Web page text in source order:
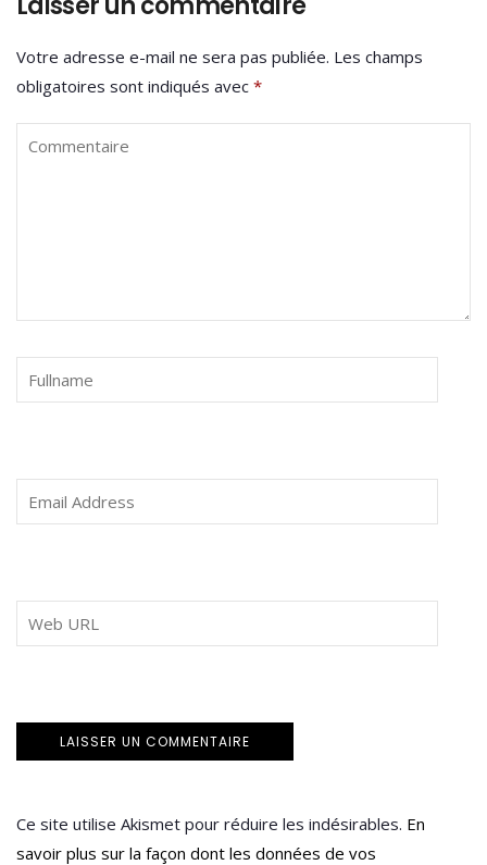
Votre adresse e-mail ne sera pas publiée. Les champs
obligatoires sont indiqués avec *
Ce site utilise Akismet pour réduire les indésirables. En
savoir plus sur la façon dont les données de vos